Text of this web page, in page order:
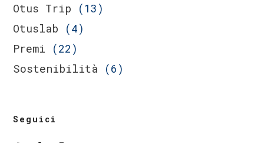
Otus Trip (13)
Otuslab (4)
Premi (22)
Sostenibilità (6)
Seguici